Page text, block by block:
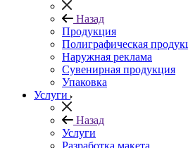
Назад
Продукция
Полиграфическая
Наружная реклама
Сувенирная продукция
Упаковка
Услуги
Назад
Услуги
Разработка макета